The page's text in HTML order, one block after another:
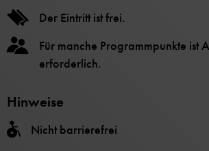
Der Eintritt ist frei.
Für manche Programmpunkte ist
erforderlich.
Hinweise
Nicht barrierefrei